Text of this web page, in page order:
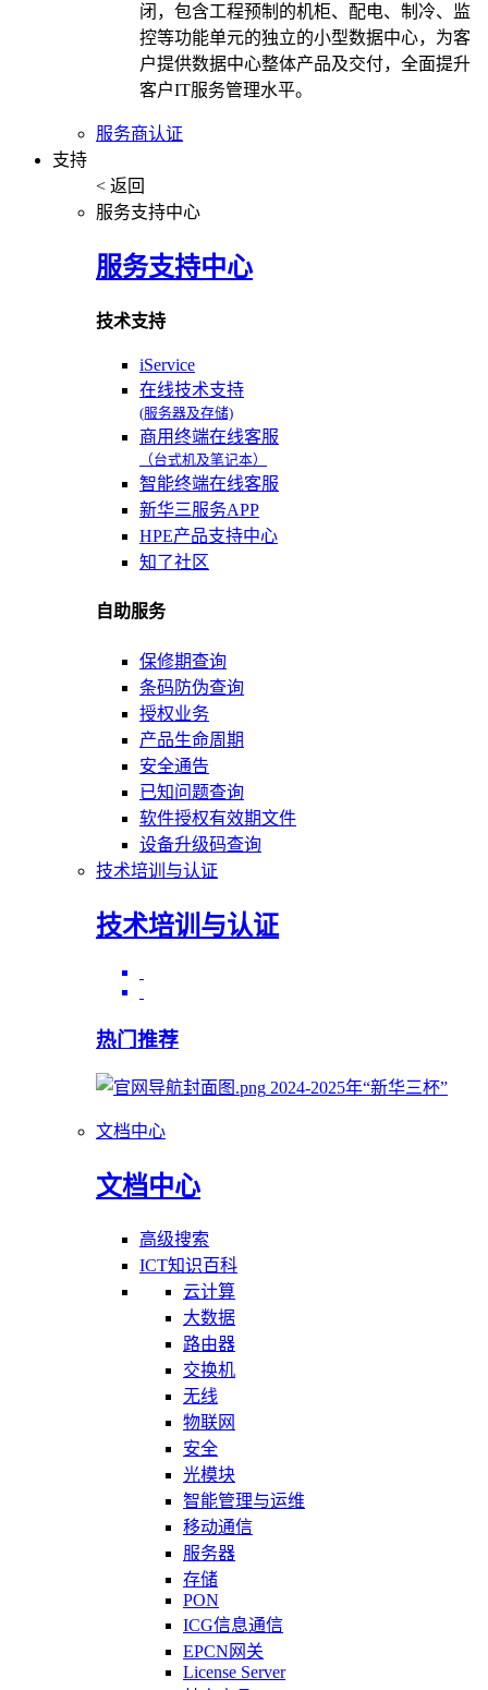
闭，包含工程预制的机柜、配电、制冷、监
控等功能单元的独立的小型数据中心，为客
户提供数据中心整体产品及交付，全面提升
客户IT服务管理水平。
服务商认证
支持
< 返回
服务支持中心
服务支持中心
技术支持
iService
在线技术支持
(服务器及存储)
商用终端在线客服
（台式机及笔记本）
智能终端在线客服
新华三服务APP
HPE产品支持中心
知了社区
自助服务
保修期查询
条码防伪查询
授权业务
产品生命周期
安全通告
已知问题查询
软件授权有效期文件
设备升级码查询
技术培训与认证
技术培训与认证
热门推荐
2024-2025年“新华三杯”
文档中心
文档中心
高级搜索
ICT知识百科
云计算
大数据
路由器
交换机
无线
物联网
安全
光模块
智能管理与运维
移动通信
服务器
存储
PON
ICG信息通信
EPCN网关
License Server